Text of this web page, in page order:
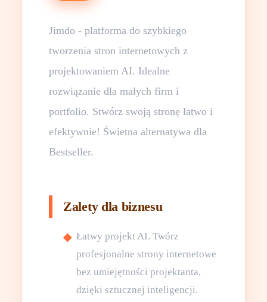
Jimdo - platforma do szybkiego
tworzenia stron internetowych z
projektowaniem AI. Idealne
rozwiązanie dla małych firm i
portfolio. Stwórz swoją stronę łatwo i
efektywnie! Świetna alternatywa dla
Bestseller.
Zalety dla biznesu
Łatwy projekt AI. Twórz
profesjonalne strony internetowe
bez umiejętności projektanta,
dzięki sztucznej inteligencji.